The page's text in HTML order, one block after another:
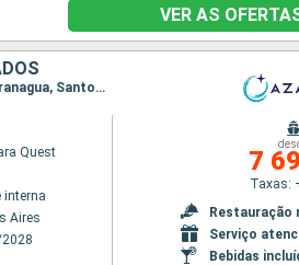
VER AS
Itinerário : Buenos Aires, Montevideu, Rio Grande do Sul, Porto Belo, Sao Francisco do sul, Paranagua, Santos, Ilhabela, Paraty, Rio de Janeiro, Salvador da Bahia, Natal, Belem, Ilha Real, Scarborough, Bridgetown
Quest
interna
Aires
7
Taxas:
Restauração
Serviço
Bebidas